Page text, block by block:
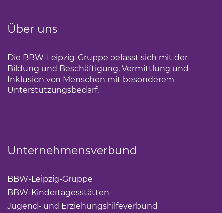
Über uns
Die BBW-Leipzig-Gruppe befasst sich mit der
Bildung und Beschäftigung, Vermittlung und
Inklusion von Menschen mit besonderem
Unterstützungsbedarf.
Unternehmensverbund
BBW-Leipzig-Gruppe
BBW-Kindertagesstätten
Jugend- und Erziehungshilfeverbund